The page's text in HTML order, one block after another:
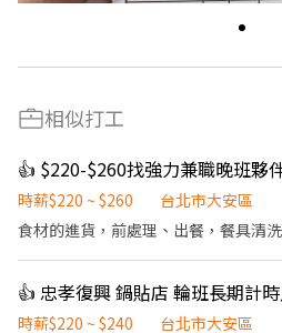
相似打工
👍 $220-$260找強力兼職晚班夥
時薪$220 ~ $260
台北市大安區
食材的進貨，前處理、出餐，餐具清
時薪$220 ~ $240
台北市大安區